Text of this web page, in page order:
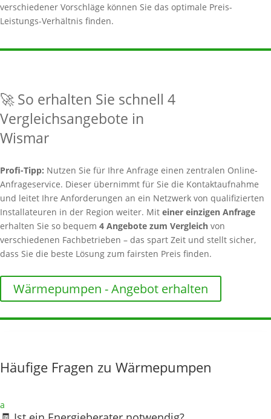
verschiedener Vorschläge können Sie das optimale Preis-
Leistungs-Verhältnis finden.
🚀 So erhalten Sie schnell 4
Vergleichsangebote in
Wismar
Profi-Tipp: Nutzen Sie für Ihre Anfrage einen zentralen Online-
Anfrageservice. Dieser übernimmt für Sie die Kontaktaufnahme
und leitet Ihre Anforderungen an ein Netzwerk von qualifizierten
Installateuren in der Region weiter. Mit einer einzigen Anfrage
erhalten Sie so bequem 4 Angebote zum Vergleich von
verschiedenen Fachbetrieben – das spart Zeit und stellt sicher,
dass Sie die beste Lösung zum fairsten Preis finden.
Wärmepumpen - Angebot erhalten
Häufige Fragen zu Wärmepumpen
a